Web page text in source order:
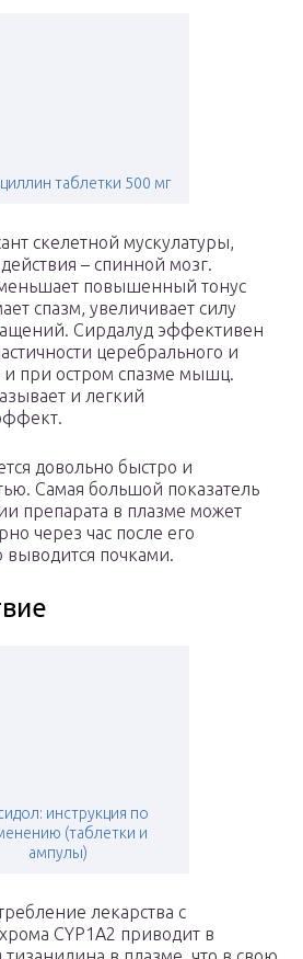
таблетки 500 мг
скелетной мускулатуры,
– спинной мозг.
повышенный тонус
спазм, увеличивает силу
Сирдалуд эффективен
церебрального и
и при остром спазме мышц.
и легкий
довольно быстро и
Самая большой показатель
препарата в плазме может
через час после его
почками.
инструкция по
(таблетки и
ампулы)
лекарства с
CYP1A2 приводит в